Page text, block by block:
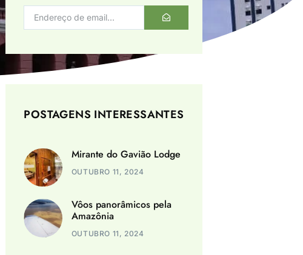
POSTAGENS INTERESSANTES
Mirante do Gavião Lodge
OUTUBRO 11, 2024
Vôos panorâmicos pela
Amazônia
OUTUBRO 11, 2024